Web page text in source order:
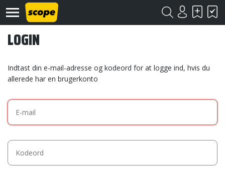
Kontakt
©
LOGIN
Indtast din e-mail-adresse og kodeord for at logge ind, hvis du
allerede har en brugerkonto